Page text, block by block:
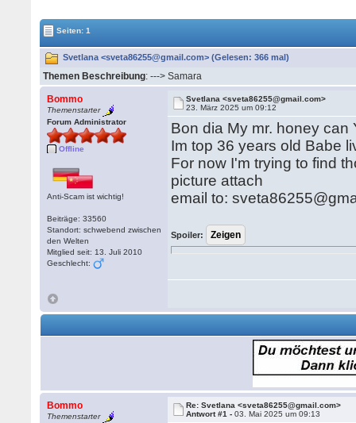
Seiten: 1
Svetlana <sveta86255@gmail.com> (Gelesen: 366 mal)
Themen Beschreibung: ---> Samara
Bommo
Themenstarter
Forum Administrator
Offline
Anti-Scam ist wichtig!
Beiträge: 33560
Standort: schwebend zwischen
den Welten
Mitglied seit: 13. Juli 2010
Geschlecht:
Svetlana <sveta86255@gmail.com>
23. März 2025 um 09:12
Bon dia My mr. honey
Im top 36 years old Babe
For now I'm trying to find
picture attach
email to:
Spoiler:
Bommo
Themenstarter
Re: Svetlana <sveta86255@gmail.com>
Antwort #1 -03. Mai 2025 um 09:13